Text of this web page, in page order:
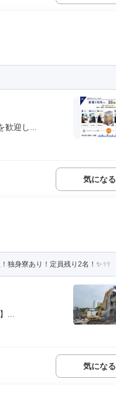
迎し...
気になる
独身寮あり！定員残り2名！✨
...
気になる